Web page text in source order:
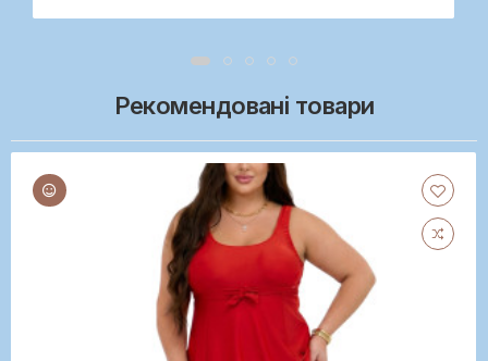
Рекомендовані товари